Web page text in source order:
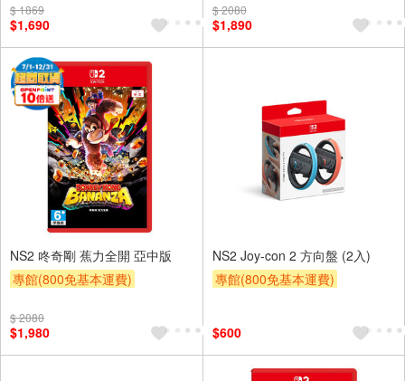
$ 1869
$1,690
$ 2080
$1,890
NS2 咚奇剛 蕉力全開 亞中版
專館(800免基本運費)
$ 2080
$1,980
NS2 Joy-con 2 方向盤 (2入)
專館(800免基本運費)
$600